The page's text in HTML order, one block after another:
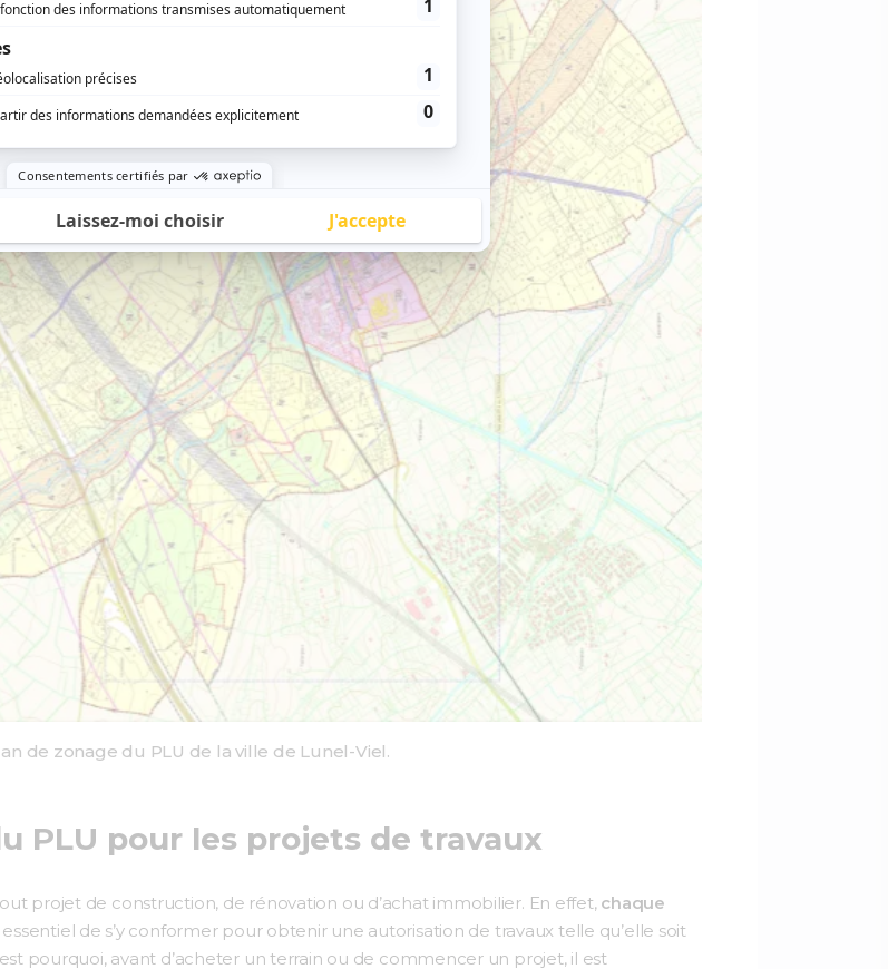
de zonage du PLU de la ville de Lunel-Viel.
PLU pour les projets de travaux
projet de construction, de rénovation ou d’achat immobilier. En effet, chaque
essentiel de s’y conformer pour obtenir une autorisation de travaux telle qu’elle soit
pourquoi, avant d’acheter un terrain ou de commencer un projet, il est